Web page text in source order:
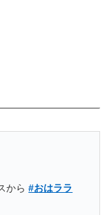
から#おはララ